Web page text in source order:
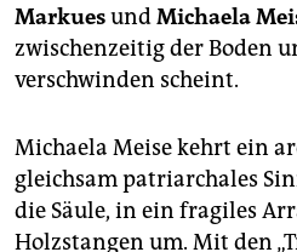
MarkuesundMichaela
zwischenzeitig der Boden
verschwinden scheint.
Michaela Meise kehrt ein
gleichsam patriarchales
die Säule, in ein fragiles
Holzstangen um. Mit den